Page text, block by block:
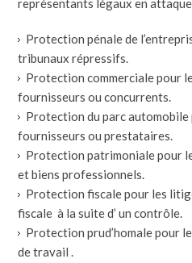
représentants légaux en attaque
Protection pénale de
tribunaux répressifs.
Protection commerciale pour
fournisseurs ou concurrents.
Protection du parc
fournisseurs ou prestataires.
Protection patrimoniale pour
et biens professionnels.
Protection fiscale pour les
fiscale à la suite d’ un contrôle.
Protection prud’homale pour
de travail .